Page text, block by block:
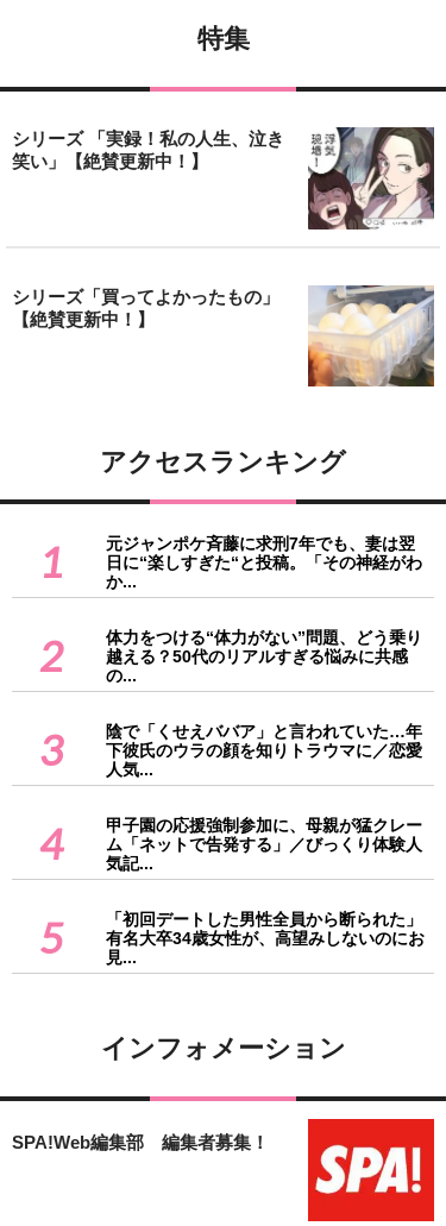
特集
シリーズ 「実録！私の人生、泣き
笑い」【絶賛更新中！】
シリーズ「買ってよかったもの」
【絶賛更新中！】
アクセスランキング
1
元ジャンポケ斉藤に求刑7年でも、妻は翌
日に“楽しすぎた“と投稿。「その神経がわ
か...
2
体力をつける“体力がない”問題、どう乗り
越える？50代のリアルすぎる悩みに共感
の...
3
陰で「くせえババア」と言われていた…年
下彼氏のウラの顔を知りトラウマに／恋愛
人気...
4
甲子園の応援強制参加に、母親が猛クレー
ム「ネットで告発する」／びっくり体験人
気記...
5
「初回デートした男性全員から断られた」
有名大卒34歳女性が、高望みしないのにお
見...
インフォメーション
SPA!Web編集部 編集者募集！